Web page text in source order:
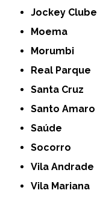
Jockey Clube
Moema
Morumbi
Real Parque
Santa Cruz
Santo Amaro
Saúde
Socorro
Vila Andrade
Vila Mariana